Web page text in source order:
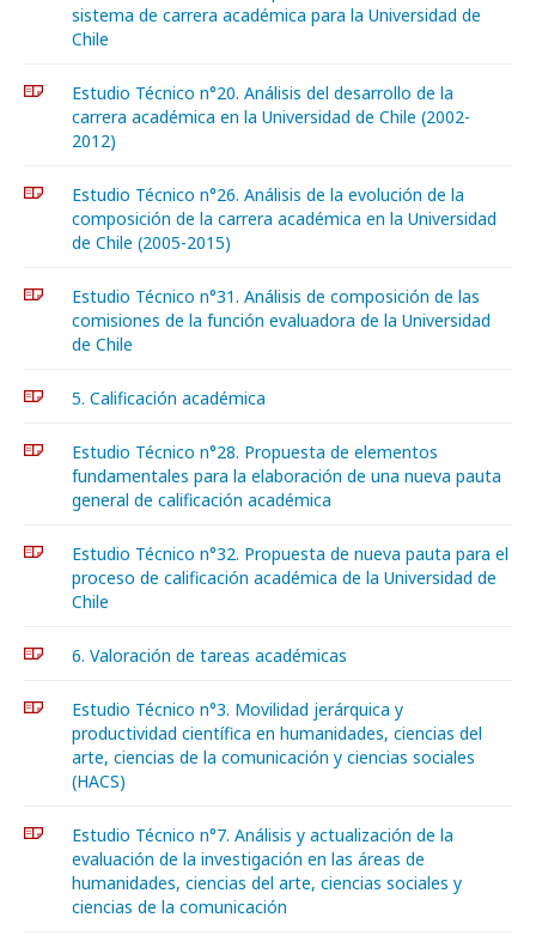
sistema de carrera académica para la Universidad de
Chile
Estudio Técnico n°20. Análisis del desarrollo de la
carrera académica en la Universidad de Chile (2002-
2012)
Estudio Técnico n°26. Análisis de la evolución de la
composición de la carrera académica en la Universidad
de Chile (2005-2015)
Estudio Técnico n°31. Análisis de composición de las
comisiones de la función evaluadora de la Universidad
de Chile
5. Calificación académica
Estudio Técnico n°28. Propuesta de elementos
fundamentales para la elaboración de una nueva pauta
general de calificación académica
Estudio Técnico n°32. Propuesta de nueva pauta para el
proceso de calificación académica de la Universidad de
Chile
6. Valoración de tareas académicas
Estudio Técnico n°3. Movilidad jerárquica y
productividad científica en humanidades, ciencias del
arte, ciencias de la comunicación y ciencias sociales
(HACS)
Estudio Técnico n°7. Análisis y actualización de la
evaluación de la investigación en las áreas de
humanidades, ciencias del arte, ciencias sociales y
ciencias de la comunicación